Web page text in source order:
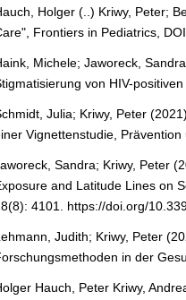
Holger (..) Kriwy, Peter;
Frontiers in Pediatrics,
Michele; Jaworeck,
von HIV-
Julia; Kriwy, Peter
Vignettenstudie,
Sandra; Kriwy, Peter
and Latitude Lines on
4101. https://doi.org/
Judith; Kriwy, Peter
in der
Hauch, Peter Kriwy,